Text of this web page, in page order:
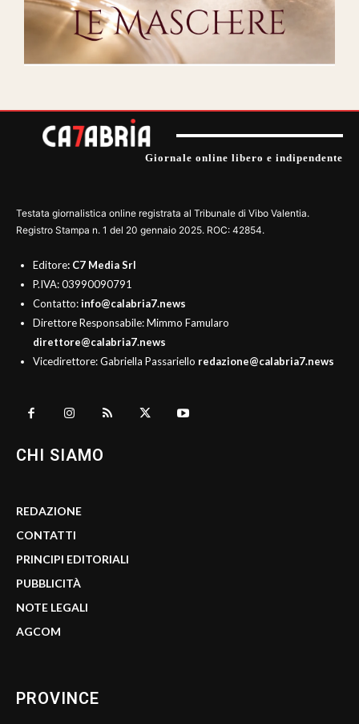
Giornale online libero e indipendente
Testata giornalistica online registrata al Tribunale di Vibo Valentia.
Registro Stampa n. 1 del 20 gennaio 2025. ROC: 42854.
Editore: C7 Media Srl
P.IVA: 03990090791
Contatto:info@calabria7.news
Direttore Responsabile: Mimmo Famularo
direttore@calabria7.news
Vicedirettore: Gabriella Passariello redazione@calabria7.news
CHI SIAMO
REDAZIONE
CONTATTI
PRINCIPI EDITORIALI
PUBBLICITÀ
NOTE LEGALI
AGCOM
PROVINCE